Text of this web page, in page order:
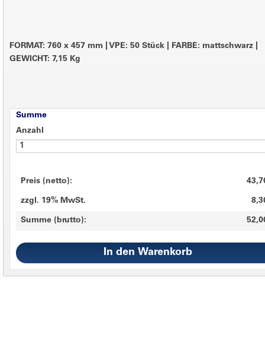
FORMAT: 760 x 457 mm VPE: 50 Stück FARBE: mattschwarz
GEWICHT: 7,15 Kg
Summe
Anzahl
Preis (netto):
zzgl. 19% MwSt.
Summe (brutto):